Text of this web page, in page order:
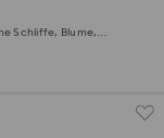
Schliffe, Blume,